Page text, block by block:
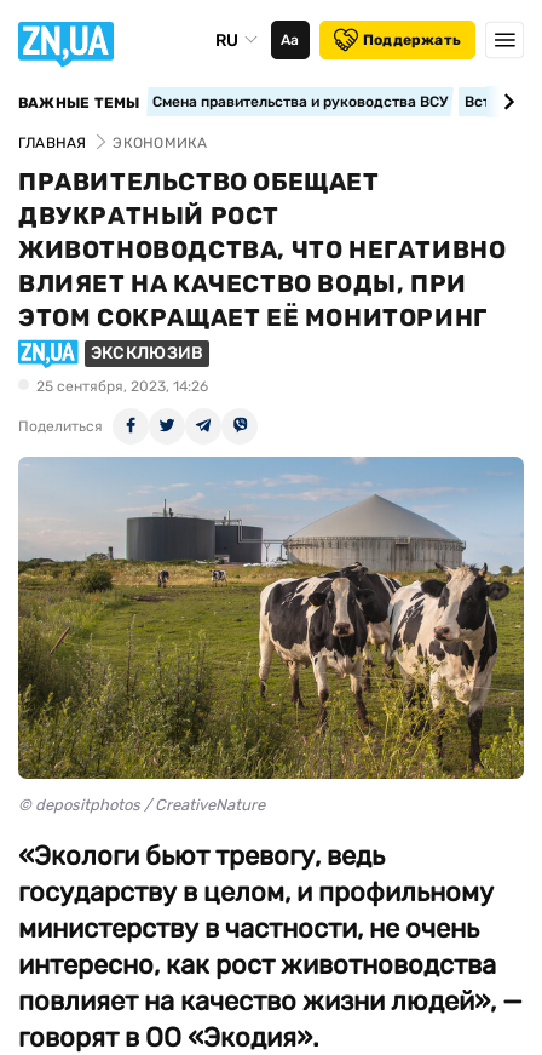
RU Аа Поддержать
ВАЖНЫЕ ТЕМЫ Смена правительства и руководства ВСУ
ГЛАВНАЯ ЭКОНОМИКА
ПРАВИТЕЛЬСТВО ОБЕЩАЕТ
ДВУКРАТНЫЙ РОСТ
ЖИВОТНОВОДСТВА, ЧТО НЕГАТИВНО
ВЛИЯЕТ НА КАЧЕСТВО ВОДЫ, ПРИ
ЭТОМ СОКРАЩАЕТ ЕЁ МОНИТОРИНГ
ЭКСКЛЮЗИВ
25 сентября, 2023, 14:26
Поделиться
© depositphotos / CreativeNature
«Экологи бьют тревогу, ведь
государству в целом, и профильному
министерству в частности, не очень
интересно, как рост животноводства
повлияет на качество жизни людей», —
говорят в ОО «Экодия».